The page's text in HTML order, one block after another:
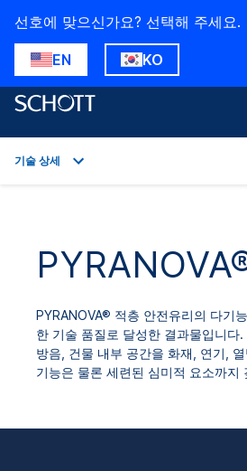
선호에 맞으신가요? 선택해 주세요.
EN KO
기술 상세
기술 상세
PYRANOVA® 적층 안전유리의 다기
한 기술 품질로 달성한 결과물입니다
방음, 건물 내부 공간을 화재, 연기,
기능은 물론 세련된 심미적 요소까지